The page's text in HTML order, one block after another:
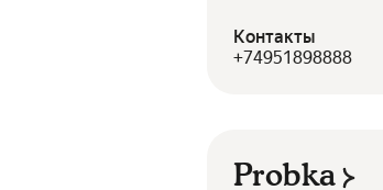
Контакты
+74951898888
Probka